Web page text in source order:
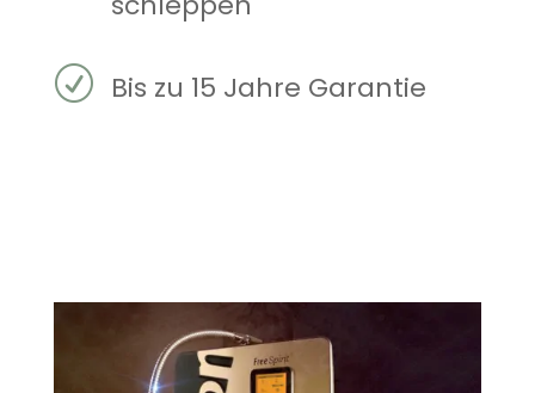
R Bis zu 15 Jahre Garantie